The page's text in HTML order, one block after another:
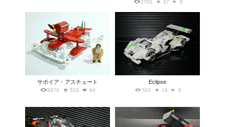
2701 27 8
サボイア・アスチュート
8676 523 64
Eclipse
502 18 0